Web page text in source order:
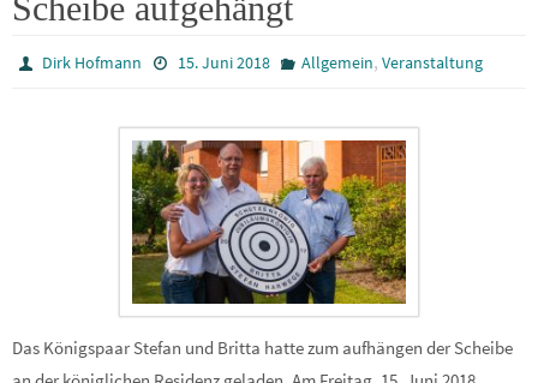
Dirk Hofmann 15. Juni 2018 Allgemein, Veranstaltung
Das Königspaar Stefan und Britta hatte zum aufhängen der Scheibe